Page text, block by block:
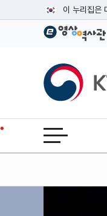
이 누리집은
공식 누리집
이밖에 or.kr
운영중인 공
KTV국민방송
전체메뉴 열기